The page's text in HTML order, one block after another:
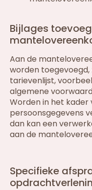
Bijlages
Aan de
worden toegevoegd,
tarievenlijst,
algemene
Worden in het
persoonsgegevens
dan kan een
aan de
Specifieke